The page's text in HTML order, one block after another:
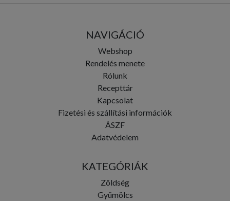
NAVIGÁCIÓ
Webshop
Rendelés menete
Rólunk
Recepttár
Kapcsolat
Fizetési és szállítási információk
ÁSZF
Adatvédelem
KATEGÓRIÁK
Zöldség
Gyümölcs